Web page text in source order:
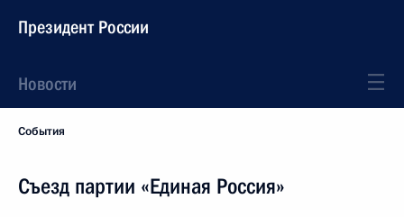
Президент России
Новости
События
Съезд партии «Единая Россия»